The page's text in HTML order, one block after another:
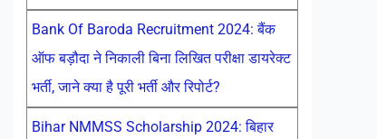
Bank Of Baroda Recruitment 2024: बैंक
ऑफ बड़ौदा ने निकाली बिना लिखित परीक्षा डायरेक्ट
भर्ती, जाने क्या है पूरी भर्ती और रिपोर्ट?
Bihar NMMSS Scholarship 2024: बिहार